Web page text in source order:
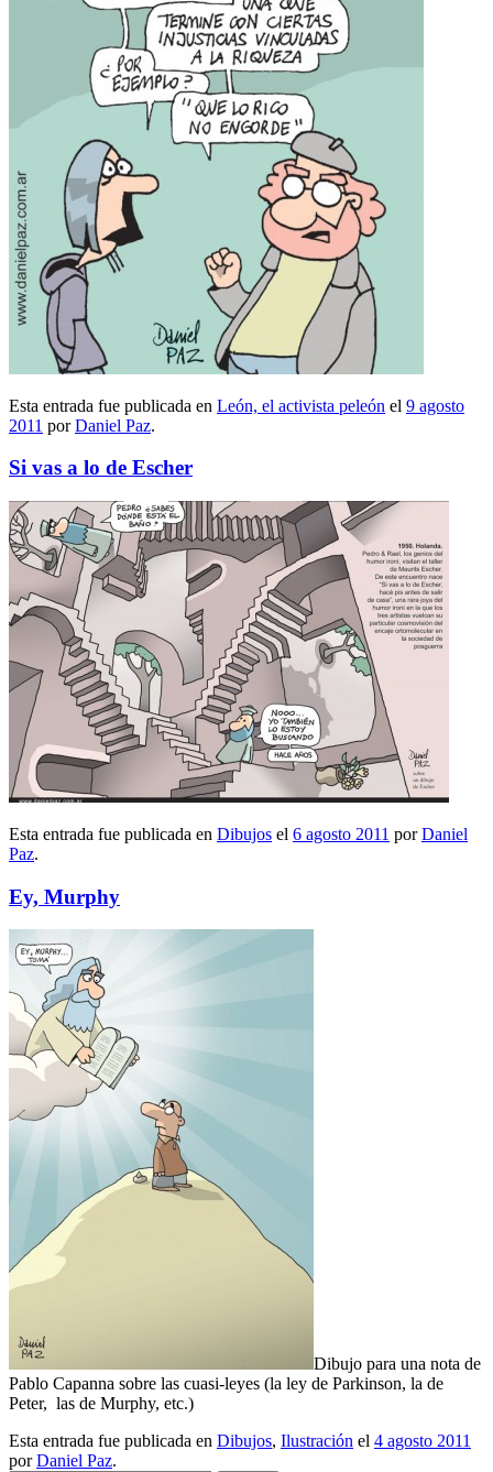
Esta entrada fue publicada en León, el activista peleón el 9 agosto
2011 porDaniel Paz.
Si vas a lo de Escher
Esta entrada fue publicada en Dibujos el 6 agosto 2011 porDaniel
Paz.
Ey, Murphy
Dibujo para una nota de
Pablo Capanna sobre las cuasi-leyes (la ley de Parkinson, la de
Peter, las de Murphy, etc.)
Esta entrada fue publicada en Dibujos, Ilustración el 4 agosto 2011
porDaniel Paz.